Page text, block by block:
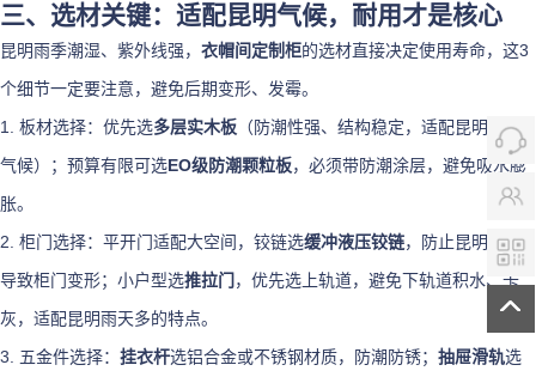
三、选材关键：适配昆明气候，耐用才是核心
昆明雨季潮湿、紫外线强， 衣帽间定制柜的选材直接决定使用寿命，这3
个细节一定要注意，避免后期变形、发霉。
1. 板材选择：优先选多层实木板 （防潮性强、结构稳定，适配昆明潮湿
气候）；预算有限可选EO级防潮颗粒板，必须带防潮涂层，避免吸水膨
胀。
2. 柜门选择：平开门适配大空间，铰链选缓冲液压铰链，防止昆明温差
导致柜门变形；小户型选推拉门 ，优先选上轨道，避免下轨道积水、卡
灰，适配昆明雨天多的特点。
3. 五金件选择： 挂衣杆选铝合金或不锈钢材质，防潮防锈； 抽屉滑轨选